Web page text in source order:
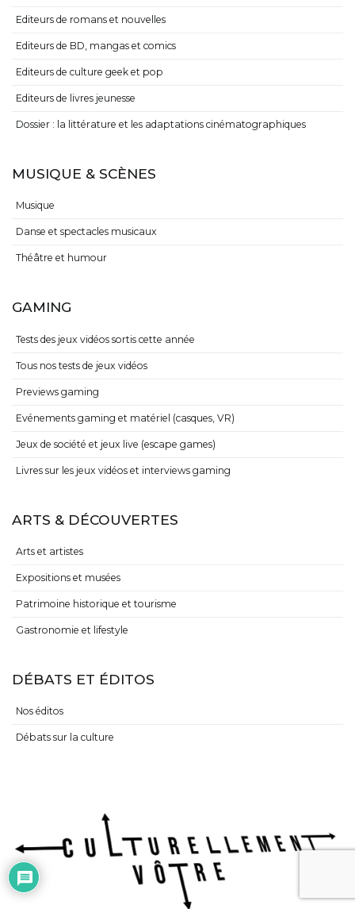
Editeurs de romans et nouvelles
Editeurs de BD, mangas et comics
Editeurs de culture geek et pop
Editeurs de livres jeunesse
Dossier : la littérature et les adaptations cinématographiques
MUSIQUE & SCÈNES
Musique
Danse et spectacles musicaux
Théâtre et humour
GAMING
Tests des jeux vidéos sortis cette année
Tous nos tests de jeux vidéos
Previews gaming
Evénements gaming et matériel (casques, VR)
Jeux de société et jeux live (escape games)
Livres sur les jeux vidéos et interviews gaming
ARTS & DÉCOUVERTES
Arts et artistes
Expositions et musées
Patrimoine historique et tourisme
Gastronomie et lifestyle
DÉBATS ET ÉDITOS
Nos éditos
Débats sur la culture